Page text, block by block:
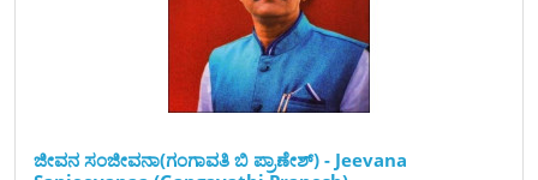
ಜೀವನ ಸಂಜೀವನಾ(ಗಂಗಾವತಿ ಬಿ ಪ್ರಾಣೇಶ್) - Jeevana